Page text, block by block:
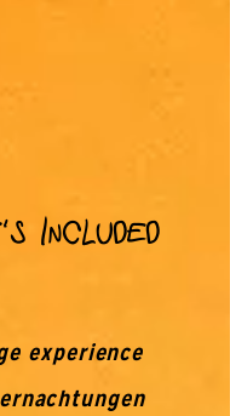
included
experience